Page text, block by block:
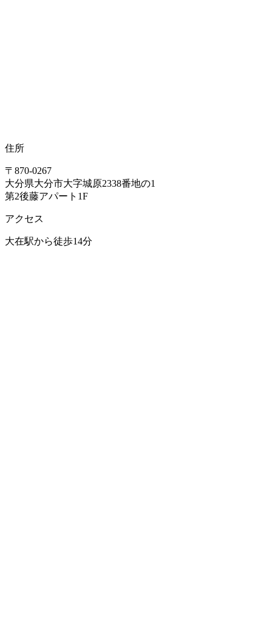
住所
〒870-0267
大分県大分市大字城原2338番地の1
第2後藤アパート1F
アクセス
大在駅から徒歩14分